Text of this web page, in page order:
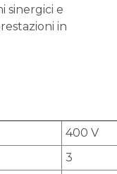
sinergici e
in
400 V
3